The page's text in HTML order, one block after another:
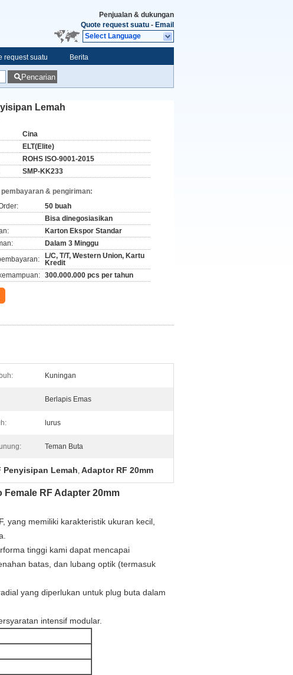
Penjualan & dukungan
Quote request suatu - Email
Select Language
request suatu Berita
Pencarian
Lemah
Cina
ELT(Elite)
ROHS ISO-9001-2015
SMP-KK233
& pengiriman:
50 buah
Bisa dinegosiasikan
Karton Ekspor Standar
Dalam 3 Minggu
L/C, T/T, Western Union, Kartu
Kredit
300.000.000 pcs per tahun
Kuningan
Berlapis Emas
lurus
Teman Buta
Penyisipan Lemah, Adaptor RF 20mm
RF Adapter 20mm
yang memiliki karakteristik ukuran kecil,
tinggi kami dapat mencapai
batas, dan lubang optik (termasuk
yang diperlukan untuk plug buta dalam
intensif modular.